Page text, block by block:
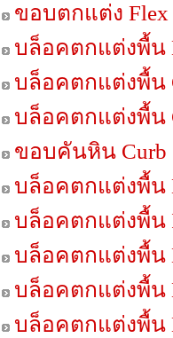
ขอบตกแต่ง Flex
บล็อคตกแต่งพื้น
บล็อคตกแต่งพื้น
บล็อคตกแต่งพื้น
ขอบคันหิน Curb
บล็อคตกแต่งพื้น
บล็อคตกแต่งพื้น
บล็อคตกแต่งพื้น
บล็อคตกแต่งพื้น
บล็อคตกแต่งพื้น